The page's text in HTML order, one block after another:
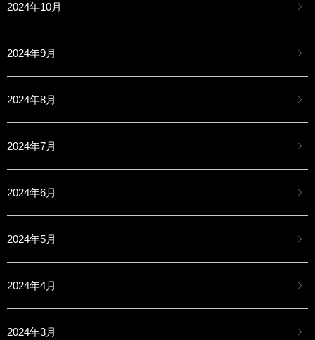
2024年10月
2024年9月
2024年8月
2024年7月
2024年6月
2024年5月
2024年4月
2024年3月